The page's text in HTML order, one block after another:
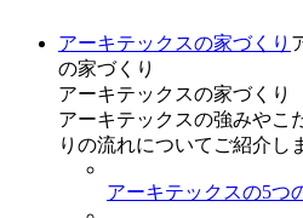
アーキテックスの家づくり
の家づくり
アーキテックスの家づくり
アーキテックスの強みやこ
りの流れについてご紹介し
アーキテックスの5つ